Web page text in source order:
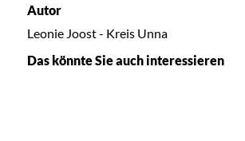
Autor
Leonie Joost - Kreis Unna
Das könnte Sie auch interessieren